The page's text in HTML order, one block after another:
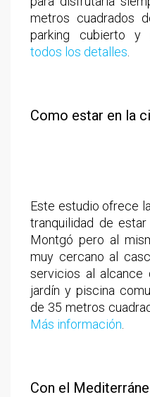
metros cuadrados
parking cubierto y
todos los detalles
Como estar en la
Este estudio ofrece
tranquilidad de
Montgó pero al
muy cercano al
servicios al alcance
jardín y piscina
de 35 metros
Más información
Con el